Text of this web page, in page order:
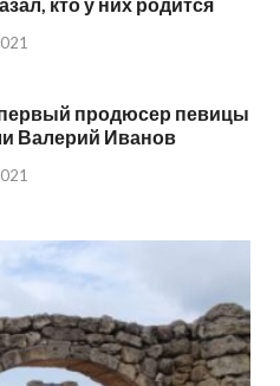
продюсер певицы
Валерий Иванов